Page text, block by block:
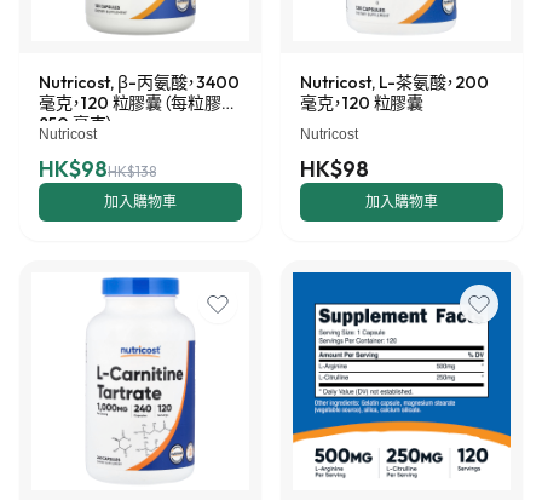
Nutricost, β-丙氨酸，3400
毫克，120 粒膠囊（每粒膠囊
850 毫克）
Nutricost
HK$98HK$138
加入購物車
Nutricost, L-茶氨酸，200
毫克，120 粒膠囊
Nutricost
HK$98
加入購物車